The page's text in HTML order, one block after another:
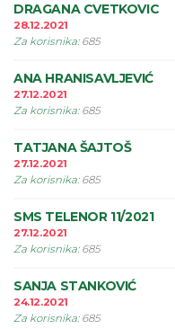
DRAGANA CVETKOVIC
28.12.2021
Za korisnika: 685
ANA HRANISAVLJEVIĆ
27.12.2021
Za korisnika: 685
TATJANA ŠAJTOŠ
27.12.2021
Za korisnika: 685
SMS TELENOR 11/2021
27.12.2021
Za korisnika: 685
SANJA STANKOVIĆ
24.12.2021
Za korisnika: 685